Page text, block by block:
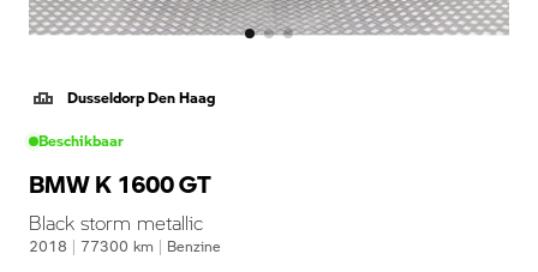
Dusseldorp Den Haag
Beschikbaar
BMW K 1600 GT
Black storm metallic
2018 | 77300 km | Benzine